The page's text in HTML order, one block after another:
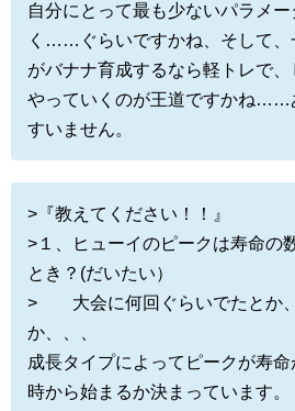
自分にとって最も少ないパラメ
く……ぐらいですかね、そして、
がバナナ育成するなら軽トレで
やっていくのが王道ですかね……
すいません。
>『教えてください！！』
>１、ヒューイのピークは寿命の
とき？(だいたい）
> 大会に何回ぐらいでたとか、
か、、、
成長タイプによってピークが寿
時から始まるか決まっています。